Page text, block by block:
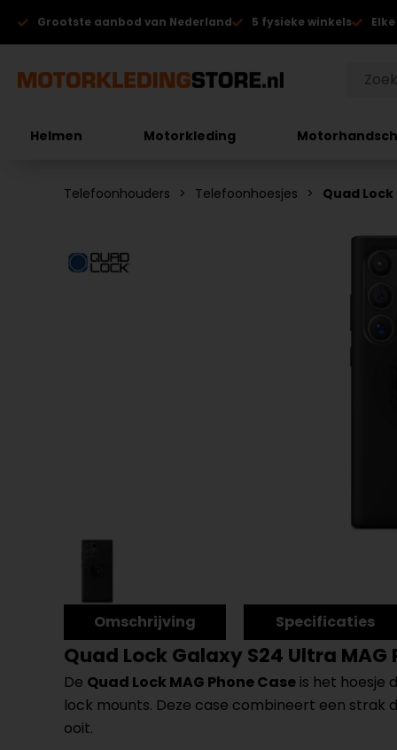
Grootste aanbod van Nederland 5 fysieke winkels
Helmen Motorkleding
Telefoonhouders Telefoonhoesjes Quad Lock
Omschrijving Specificaties
Quad Lock Galaxy S24 Ultra MAG
De Quad Lock MAG Phone Case is het hoesje
lock mounts. Deze case combineert een strak
ooit.